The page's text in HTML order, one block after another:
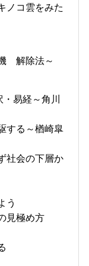
ノコ雲をみた
解除法～
易経～角川
する～楢崎皐
社会の下層か
う
見極め方